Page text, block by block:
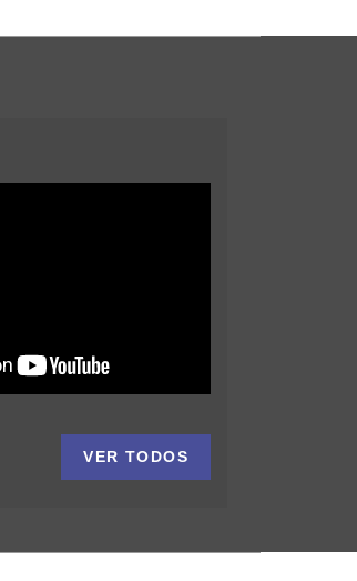
VER TODOS